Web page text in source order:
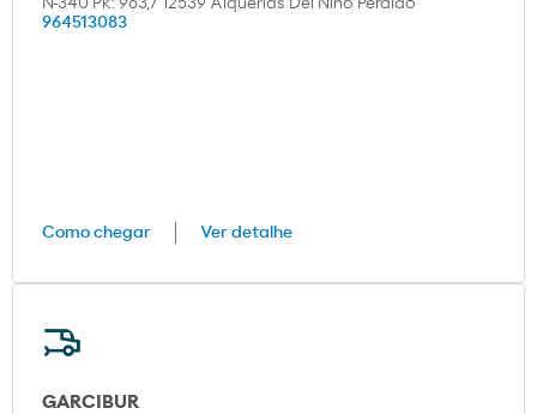
N-340 Pk: 963,7 12539 Alquerias Del Niño Perdido
964513083
Como chegar Ver detalhe
GARCIBUR